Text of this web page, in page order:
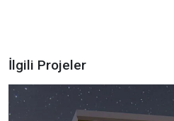
İlgili Projeler